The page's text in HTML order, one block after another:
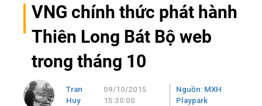
VNG chính thức phát hành
Thiên Long Bát Bộ web
trong tháng 10
Tran
Huy
09/10/2015
15:30:00
Nguồn: MXH
Playpark